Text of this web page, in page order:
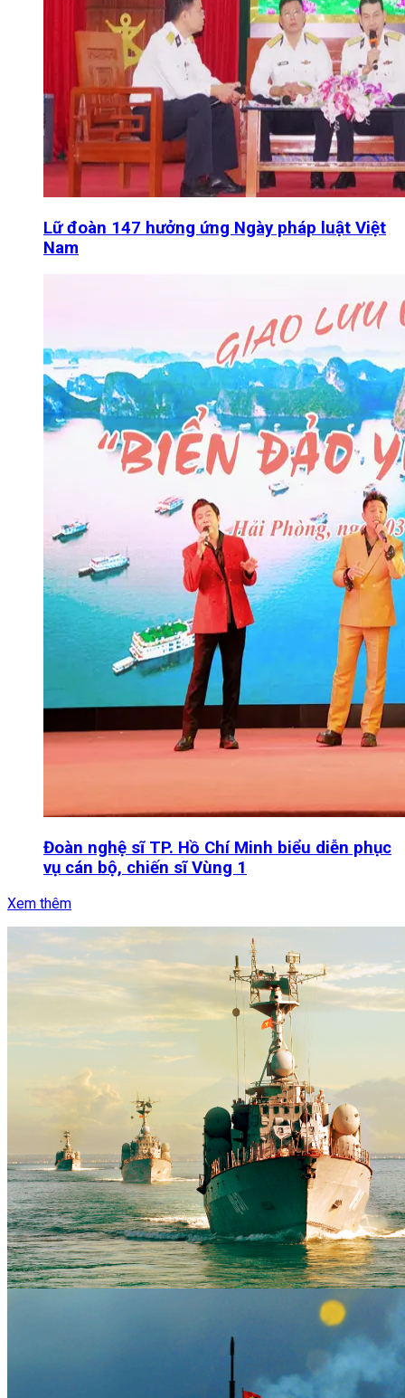
Lữ đoàn 147 hưởng ứng Ngày pháp luật Việt
Nam
Đoàn nghệ sĩ TP. Hồ Chí Minh biểu diễn phục
vụ cán bộ, chiến sĩ Vùng 1
Xem thêm